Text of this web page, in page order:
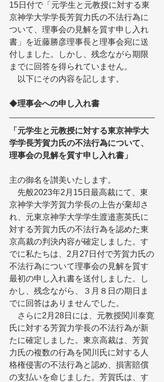
15日付で「元学生と元教授に対する東
京神学大学学長芳賀力氏の不法行為に
ついて、理事会の見解を質す申し入れ
書」を近藤勝彦理事長と理事会宛に送
付しました。しかし、残念ながら期限
までに回答を得られていません。
以下にその内容を記します。
◆理事会への申し入れ書
「元学生と元教授に対する東京神学大
学学長芳賀力氏の不法行為について、
理事会の見解を質す申し入れ書」
主の御名を讃美いたします。
先般2023年2月15日最高裁にて、東
京神学大学芳賀力学長の上告が棄却さ
れ、元東京神学大学学生渡邉憲英氏に
対する芳賀力氏の不法行為を認めた東
京高裁の判決内容が確定しました。す
でに私たちは、2月27日付で芳賀力氏の
不法行為について理事会の見解を質す
最初の申し入れ書を送付しました。し
かし、残念ながら、３月８日の期日ま
でに回答はありませんでした。
さらに2月28日には、元教授関川泰寛
氏に対する芳賀力学長の不法行為が新
たに確定しました。東京高裁は、芳賀
力氏の複数の行為を関川氏に対する人
格権侵害の不法行為と認め、損害賠償
の支払いを命じました。芳賀氏は、す